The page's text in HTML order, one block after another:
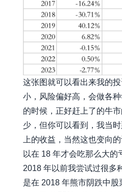
这张图就可以看出来我的
小，风险偏好高，会做各
的时候，正好赶上了的牛
少，但你可以看到，我当
上的收益，当然这也变向
以在 18 年才会吃那么大的
2018 年以前我尝试过很多
是在 2018 年熊市阴跌中股